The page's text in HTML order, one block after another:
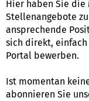
Hier haben Sie
Stellenangebote
ansprechende
sich direkt,
Portal bewerben.
Ist momentan
abonnieren Sie